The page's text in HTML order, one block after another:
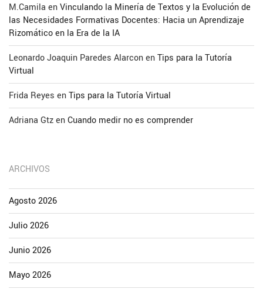
M.Camila enVinculando la Minería de Textos y la Evolución de
las Necesidades Formativas Docentes: Hacia un Aprendizaje
Rizomático en la Era de la IA
Leonardo Joaquin Paredes AlarconenTips para la Tutoría
Virtual
Frida Reyes enTips para la Tutoría Virtual
Adriana GtzenCuando medir no es comprender
ARCHIVOS
Agosto 2026
Julio 2026
Junio 2026
Mayo 2026